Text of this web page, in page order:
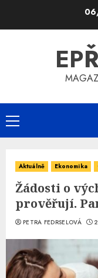
Primary
Menu
Aktuálně Ekonomika
Žádosti o
prověřují.
PETRA FEDRSELOVÁ